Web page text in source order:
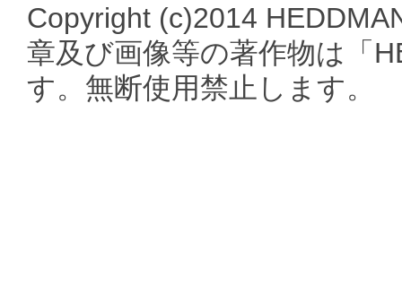
Copyright (c)2014
章及び画像等の著作物は「
す。無断使用禁止します。